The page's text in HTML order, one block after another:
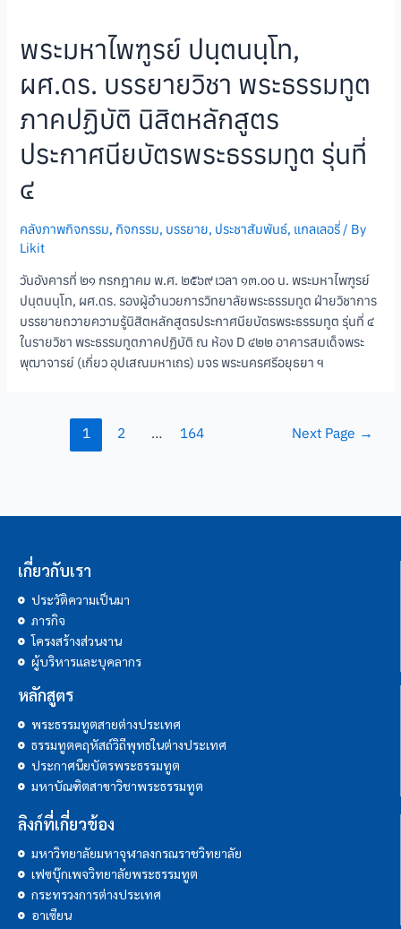
พระมหาไพฑูรย์ ปนฺตนนฺโท,
ผศ.ดร. บรรยายวิชา พระธรรมทูต
ภาคปฏิบัติ นิสิตหลักสูตร
ประกาศนียบัตรพระธรรมทูต รุ่นที่
๔
คลังภาพกิจกรรม, กิจกรรม, บรรยาย, ประชาสัมพันธ์, แกลเลอรี่ / By
Likit
วันอังคารที่ ๒๑ กรกฎาคม พ.ศ. ๒๕๖๙ เวลา ๑๓.๐๐ น. พระมหาไพฑูรย์
ปนฺตนนฺโท, ผศ.ดร. รองผู้อำนวยการวิทยาลัยพระธรรมทูต ฝ่ายวิชาการ
บรรยายถวายความรู้นิสิตหลักสูตรประกาศนียบัตรพระธรรมทูต รุ่นที่ ๔
ในรายวิชา พระธรรมทูตภาคปฏิบัติ ณ ห้อง D ๔๒๒ อาคารสมเด็จพระ
พุฒาจารย์ (เกี่ยว อุปเสณมหาเถร) มจร พระนครศรีอยุธยา ฯ
1 2 … 164 Next Page →
เกี่ยวกับเรา
ประวัติความเป็นมา
ภารกิจ
โครงสร้างส่วนงาน
ผู้บริหารและบุคลากร
หลักสูตร
พระธรรมทูตสายต่างประเทศ
ธรรมทูตคฤหัสถ์วิถีพุทธในต่างประเทศ
ประกาศนียบัตรพระธรรมทูต
มหาบัณฑิตสาขาวิชาพระธรรมทูต
ลิงก์ที่เกี่ยวข้อง
มหาวิทยาลัยมหาจุฬาลงกรณราชวิทยาลัย
เฟซบุ๊กเพจวิทยาลัยพระธรรมทูต
กระทรวงการต่างประเทศ
อาเซียน